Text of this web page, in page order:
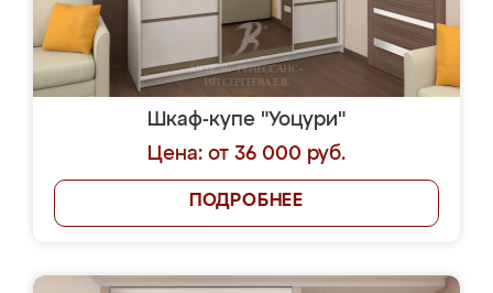
Шкаф-купе "Уоцури"
Цена: от 36 000 руб.
ПОДРОБНЕЕ